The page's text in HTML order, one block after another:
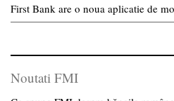
First Bank are o noua aplicatie de
Noutati FMI